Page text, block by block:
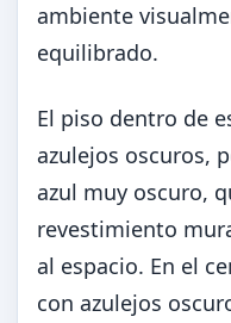
ambiente
equilibrado.
El piso dentro de
azulejos oscuros,
azul muy oscuro,
revestimiento
al espacio. En el
con azulejos